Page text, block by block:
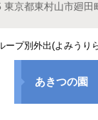
東京都東村山市廻田
プ別外出(よみうり
あきつの園